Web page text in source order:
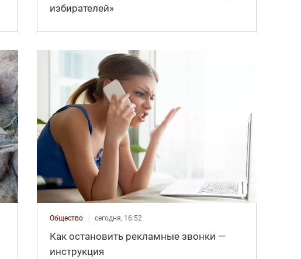
избирателей»
Общество сегодня, 16:52
Как остановить рекламные звонки —
инструкция